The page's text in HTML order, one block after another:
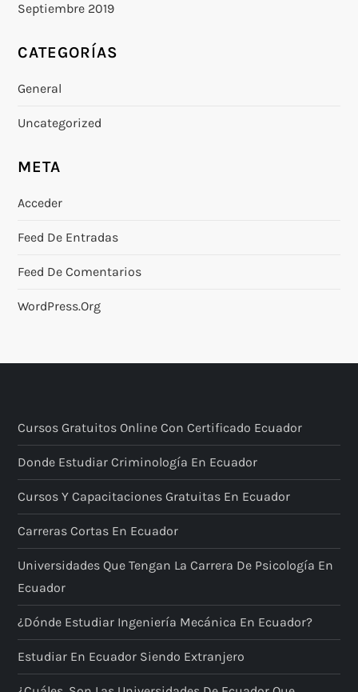
Septiembre 2019
CATEGORÍAS
General
Uncategorized
META
Acceder
Feed De Entradas
Feed De Comentarios
WordPress.org
Cursos Gratuitos Online Con Certificado Ecuador
Donde Estudiar Criminología En Ecuador
Cursos Y Capacitaciones Gratuitas En Ecuador
Carreras Cortas En Ecuador
Universidades Que Tengan La Carrera De Psicología En
Ecuador
¿Dónde Estudiar Ingeniería Mecánica En Ecuador?
Estudiar En Ecuador Siendo Extranjero